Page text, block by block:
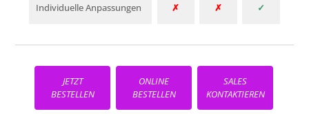
Individuelle Anpassungen ✗ ✗ ✓
JETZT
BESTELLEN
ONLINE
BESTELLEN
SALES
KONTAKTIEREN